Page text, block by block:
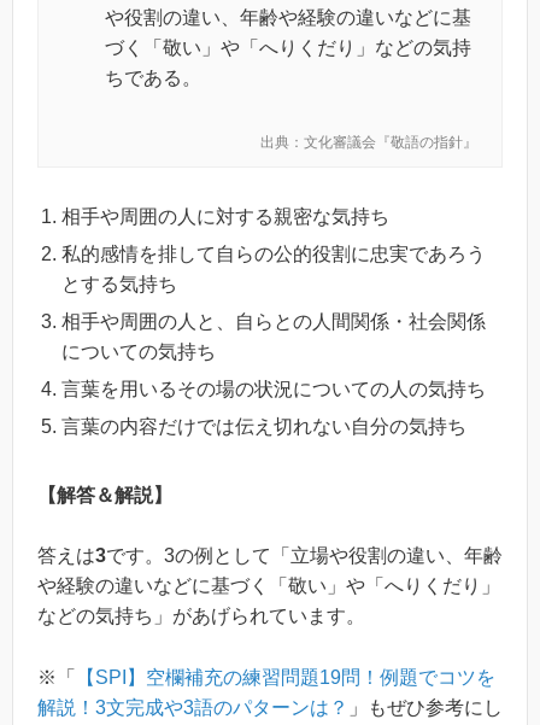
や役割の違い、年齢や経験の違いなどに基
づく「敬い」や「へりくだり」などの気持
ちである。
出典：文化審議会『敬語の指針』
相手や周囲の人に対する親密な気持ち
私的感情を排して自らの公的役割に忠実であろう
とする気持ち
相手や周囲の人と、自らとの人間関係・社会関係
についての気持ち
言葉を用いるその場の状況についての人の気持ち
言葉の内容だけでは伝え切れない自分の気持ち
【解答＆解説】
答えは3です。3の例として「立場や役割の違い、年齢
や経験の違いなどに基づく「敬い」や「へりくだり」
などの気持ち」があげられています。
※「
【SPI】空欄補充の練習問題19問！例題でコツを
解説！3文完成や3語のパターンは？ 」もぜひ参考にし